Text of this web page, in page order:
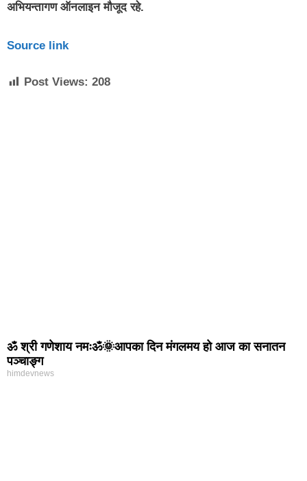
अभियन्तागण ऑनलाइन मौजूद रहे.
Source link
Post Views: 208
ॐ श्री गणेशाय नमःॐ🌞आपका दिन मंगलमय हो आज का सनातन
पञ्चाङ्ग
himdevnews